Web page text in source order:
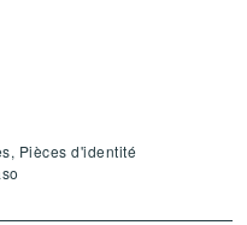
Pièces d'identité